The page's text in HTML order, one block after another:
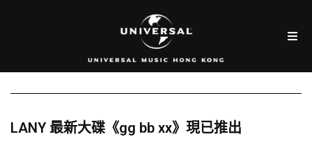
LANY 最新大碟《gg bb xx》現已推出